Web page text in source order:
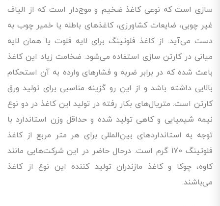
سازی است که نوعی کاغذ ضخیم و موج‌دار است که از الیاف
غیر چوبی، ضایعات کشاورزی، کاغذهای باطله یا خمیر چوب به
دست می‌آید. از کاغذ فلوتینگ برای لایه فلوت یا همان لایه
میانی در کارتن سازی استفاده می‌شود. ضخامت زیاد این کاغذ
باعث شده که در برابر ضربه و فشارهای وارده به آن استحکام
بالایی داشته باشد و از این رو گزینه مناسبی برای تولید ورق
کارتن است. متریال‌های بکار رفته در تولید این کاغذ در دو نوع
نیمه شیمیایی و کاهی تولید شده و حداقل وزن استاندارد با
توجه به استانداردهای بین‌المللی برای هر متر مربع از کاغذ
فلوتینگ 170 گرم است. درحال حاضر در این شرکت‌هایی مانند
کاوه، چوکا و کاغذ مازندران تولید کننده این نوع از کاغذ
می‌باشند.